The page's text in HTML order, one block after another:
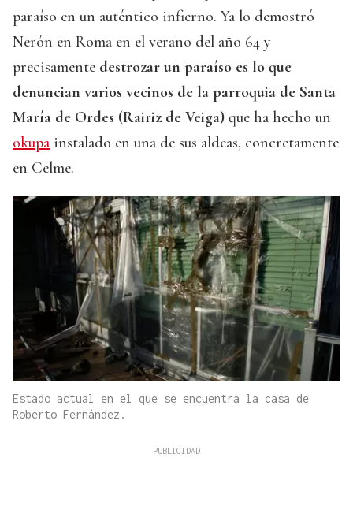
paraíso en un auténtico infierno. Ya lo demostró
Nerón en Roma en el verano del año 64 y
precisamente destrozar un paraíso es lo que
denuncian varios vecinos de la parroquia de Santa
María de Ordes (Rairiz de Veiga) que ha hecho un
okupa instalado en una de sus aldeas, concretamente
en Celme.
Estado actual en el que se encuentra la casa de
Roberto Fernández.